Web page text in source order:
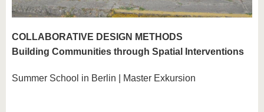
COLLABORATIVE DESIGN METHODS
Building Communities through Spatial Interventions
Summer School in Berlin | Master Exkursion